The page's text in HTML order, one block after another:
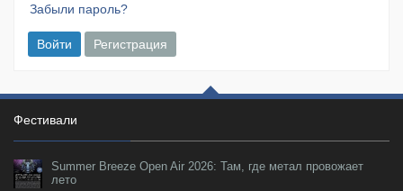
Забыли пароль?
Войти Регистрация
Фестивали
Summer Breeze Open Air 2026: Там, где метал провожает
лето